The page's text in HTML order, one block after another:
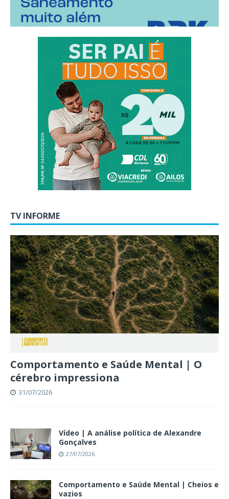
TV INFORME
Comportamento e Saúde Mental | O
cérebro impressiona
31/07/2026
Vídeo | A análise política de Alexandre
Gonçalves
27/07/2026
Comportamento e Saúde Mental | Cheios e
vazios